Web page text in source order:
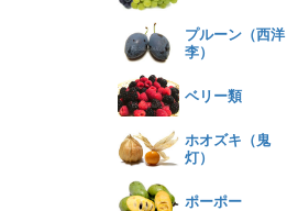
プルーン（西洋
李）
ベリー類
ホオズキ（鬼
灯）
ポーポー